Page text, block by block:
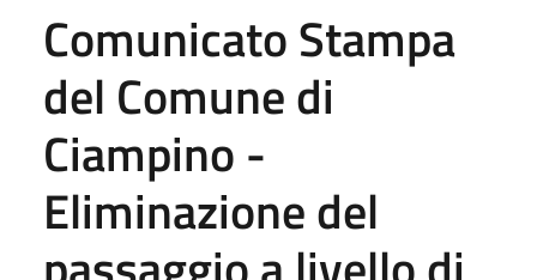
Comunicato Stampa
del Comune di
Ciampino -
Eliminazione del